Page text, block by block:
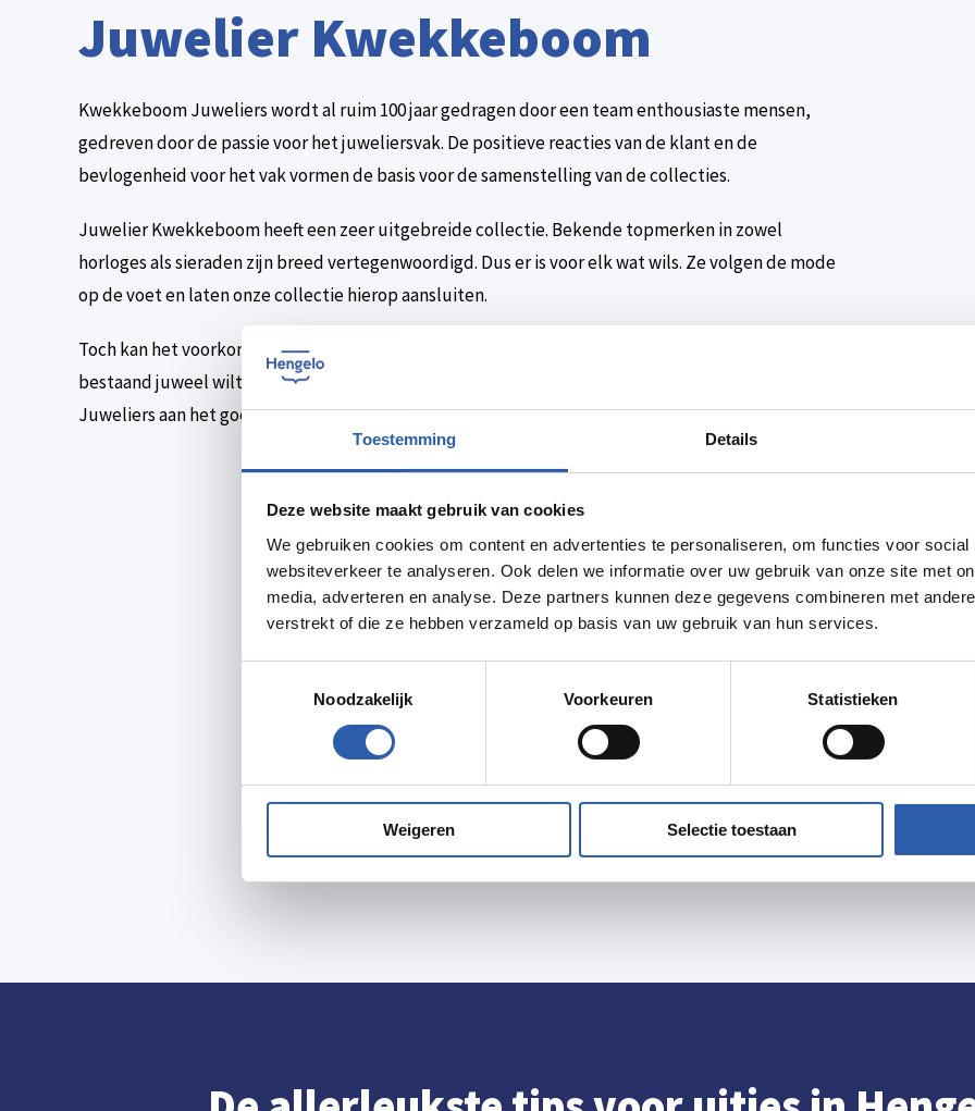
Toestemming Details
Deze website maakt gebruik van cookies
We gebruiken cookies om content en advertenties te personaliseren, om functies voor social
websiteverkeer te analyseren. Ook delen we informatie over uw gebruik van onze site met
media, adverteren en analyse. Deze partners kunnen deze gegevens combineren met
verstrekt of die ze hebben verzameld op basis van uw gebruik van hun services.
Noodzakelijk
Voorkeuren Statistieken
Weigeren Selectie toestaan
Juwelier Kwekkeboom
Kwekkeboom Juweliers wordt al ruim 100 jaar gedragen door een team enthousiaste mensen,
gedreven door de passie voor het juweliersvak. De positieve reacties van de klant en de
bevlogenheid voor het vak vormen de basis voor de samenstelling van de collecties.
Juwelier Kwekkeboom heeft een zeer uitgebreide collectie. Bekende topmerken in zowel
horloges als sieraden zijn breed vertegenwoordigd. Dus er is voor elk wat wils. Ze volgen de mode
op de voet en laten onze collectie hierop aansluiten.
Toch kan het voorkomen dat je iets unieks wilt hebben, door de juwelier ontworpen of dat je een
bestaand juweel wilt laten voorzien van een persoonlijke touch. Ook dan ben je bij Kwekkeboom
Juweliers aan het goede adres.